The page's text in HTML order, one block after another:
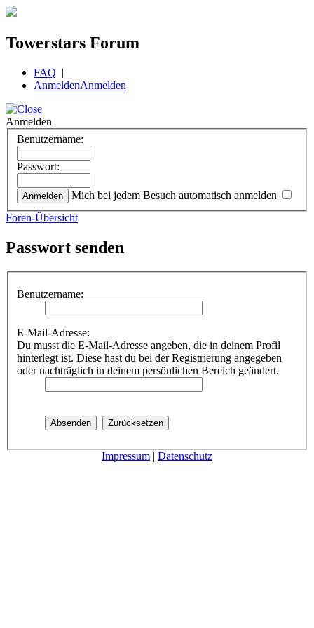
Towerstars Forum
FAQ |
AnmeldenAnmelden
Anmelden
Benutzername:
Passwort:
Mich bei jedem Besuch automatisch anmelden
Foren-Übersicht
Passwort senden
Benutzername:
E-Mail-Adresse:
Du musst die E-Mail-Adresse angeben, die in deinem Profil
hinterlegt ist. Diese hast du bei der Registrierung angegeben
oder nachträglich in deinem persönlichen Bereich geändert.
Impressum | Datenschutz